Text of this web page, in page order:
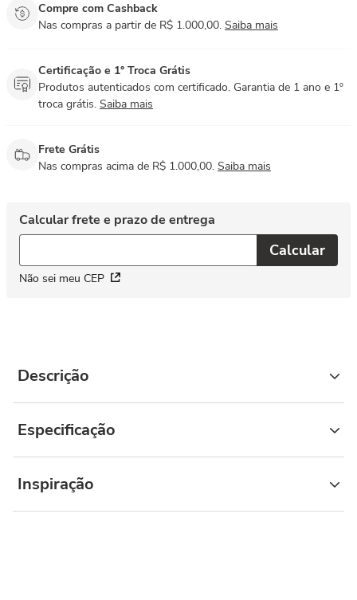
Compre com Cashback
Nas compras a partir de R$ 1.000,00. Saiba mais
Certificação e 1° Troca Grátis
Produtos autenticados com certificado. Garantia de 1 ano e 1º
troca grátis. Saiba mais
Frete Grátis
Nas compras acima de R$ 1.000,00. Saiba mais
Não sei meu CEP
Descrição
Especificação
Inspiração